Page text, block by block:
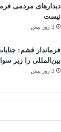
دیدارهای مردمی
نیست
3 روز پیش
فرماندار قشم:
بین‌المللی را زیر
3 روز پیش